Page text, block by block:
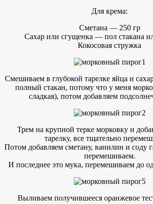
Для крема:
Сметана — 250 гр
Сахар или сгущенка — пол стакана
Кокосовая стружка
Смешиваем в глубокой тарелке яйца и
полный стакан, потому что у меня
сладкая), потом добавляем
Трем на крупной терке морковку и
тарелку, все тщательно
Потом добавляем сметану, ванилин и соду
перемешиваем.
И последнее это мука, перемешиваем до
Выливаем получившееся оранжевое